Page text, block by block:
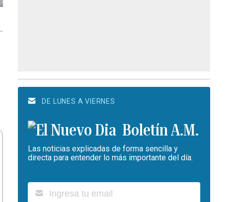
DE LUNES A VIERNES
Boletín A.M.
Las noticias explicadas de forma sencilla y
directa para entender lo más importante del día.